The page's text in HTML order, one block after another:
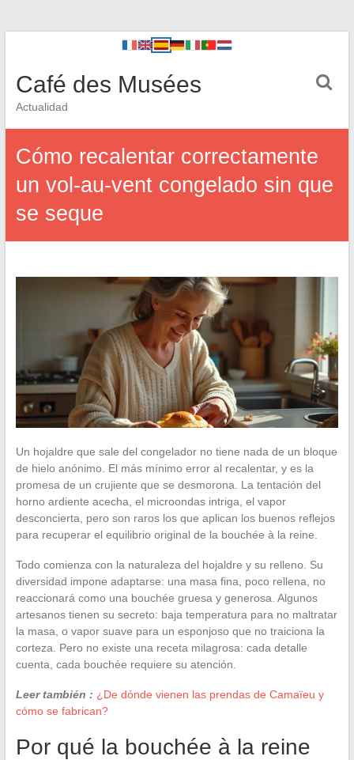
Café des Musées
Actualidad
Cómo recalentar correctamente
un vol-au-vent congelado sin que
se seque
Un hojaldre que sale del congelador no tiene nada de un bloque
de hielo anónimo. El más mínimo error al recalentar, y es la
promesa de un crujiente que se desmorona. La tentación del
horno ardiente acecha, el microondas intriga, el vapor
desconcierta, pero son raros los que aplican los buenos reflejos
para recuperar el equilibrio original de la bouchée à la reine.
Todo comienza con la naturaleza del hojaldre y su relleno. Su
diversidad impone adaptarse: una masa fina, poco rellena, no
reaccionará como una bouchée gruesa y generosa. Algunos
artesanos tienen su secreto: baja temperatura para no maltratar
la masa, o vapor suave para un esponjoso que no traiciona la
corteza. Pero no existe una receta milagrosa: cada detalle
cuenta, cada bouchée requiere su atención.
Leer también : ¿De dónde vienen las prendas de Camaïeu y
cómo se fabrican?
Por qué la bouchée à la reine